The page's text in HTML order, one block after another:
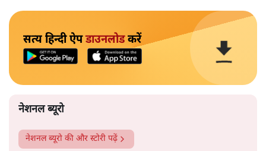
सत्य हिन्दी ऐपडाउनलोडकरें
नेशनल ब्यूरो
नेशनल ब्यूरो की और स्टोरी पढ़ें